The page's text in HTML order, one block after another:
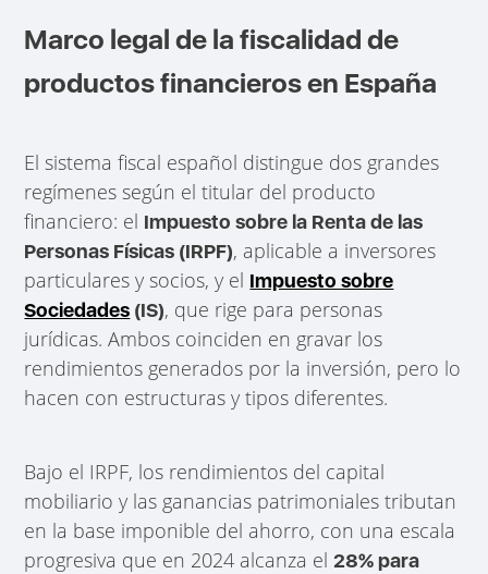
Marco legal de la fiscalidad de
productos financieros en España
El sistema fiscal español distingue dos grandes
regímenes según el titular del producto
financiero: el Impuesto sobre la Renta de las
Personas Físicas (IRPF), aplicable a inversores
particulares y socios, y el Impuesto sobre
Sociedades (IS), que rige para personas
jurídicas. Ambos coinciden en gravar los
rendimientos generados por la inversión, pero lo
hacen con estructuras y tipos diferentes.
Bajo el IRPF, los rendimientos del capital
mobiliario y las ganancias patrimoniales tributan
en la base imponible del ahorro, con una escala
progresiva que en 2024 alcanza el28% para